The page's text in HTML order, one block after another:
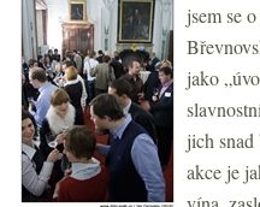
jsem se
jako
jich
akce je